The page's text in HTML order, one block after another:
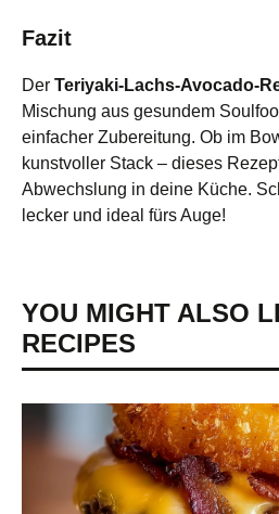
Fazit
Der Teriyaki-Lachs-Avocado-
Mischung aus gesundem
einfacher Zubereitung. Ob im
kunstvoller Stack – dieses
Abwechslung in deine Küche.
lecker und ideal fürs Auge!
YOU MIGHT ALSO
RECIPES